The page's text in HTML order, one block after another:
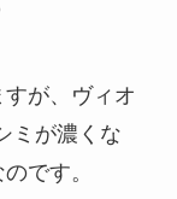
が、ヴィオ
ミが濃くな
です。